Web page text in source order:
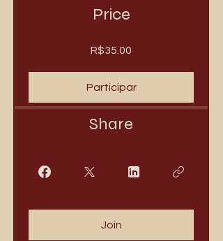
Price
R$35.00
Participar
Share
Join